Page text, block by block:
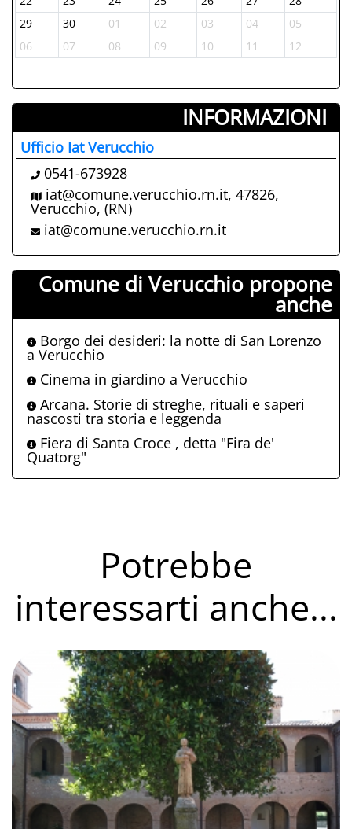
29
30 01 02 03 04
05
06
07 08 09 10 11 12
INFORMAZIONI ­
Ufficio Iat Verucchio
0541-673928
iat@comune.verucchio.rn.it, 47826,
Verucchio, (RN)
iat@comune.verucchio.rn.it
Comune di Verucchio propone
anche
Borgo dei desideri: la notte di San Lorenzo
a Verucchio
Cinema in giardino a Verucchio
Arcana. Storie di streghe, rituali e saperi
nascosti tra storia e leggenda
Fiera di Santa Croce , detta "Fira de'
Quatorg"
Potrebbe
interessarti anche...